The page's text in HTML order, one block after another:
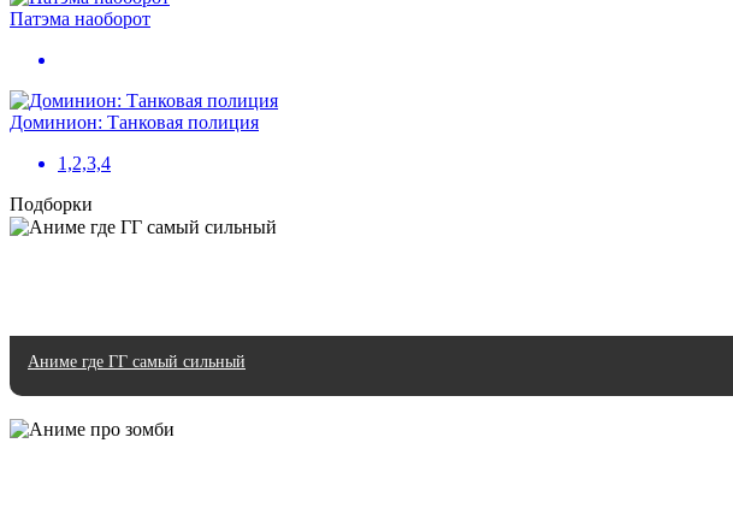
Патэма наоборот
Доминион: Танковая полиция
1,2,3,4
Подборки
Аниме где ГГ самый сильный